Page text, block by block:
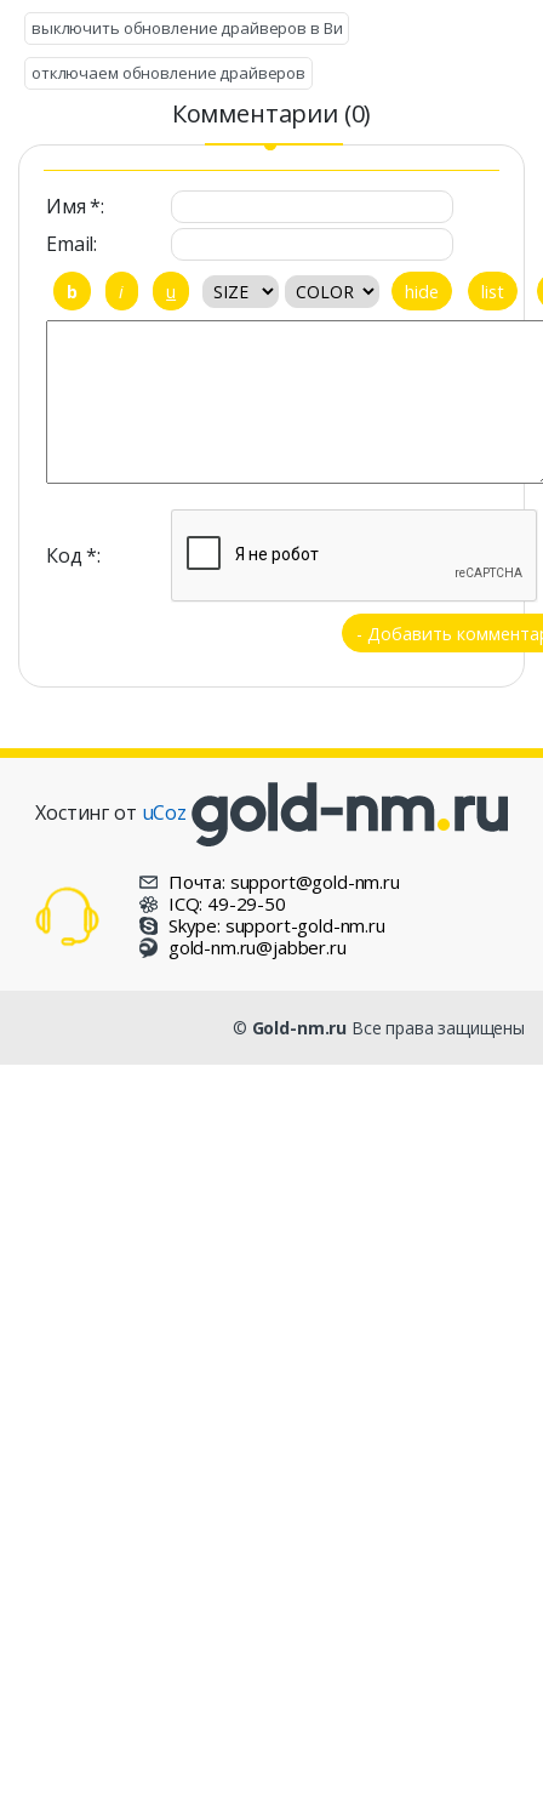
выключить обновление драйверов в Ви
отключаем обновление драйверов
Комментарии (0)
Имя *:
Email:
Код *:
Хостинг от uCoz
Почта: support@gold-nm.ru
ICQ: 49-29-50
Skype: support-gold-nm.ru
gold-nm.ru@jabber.ru
© Gold-nm.ru Все права защищены